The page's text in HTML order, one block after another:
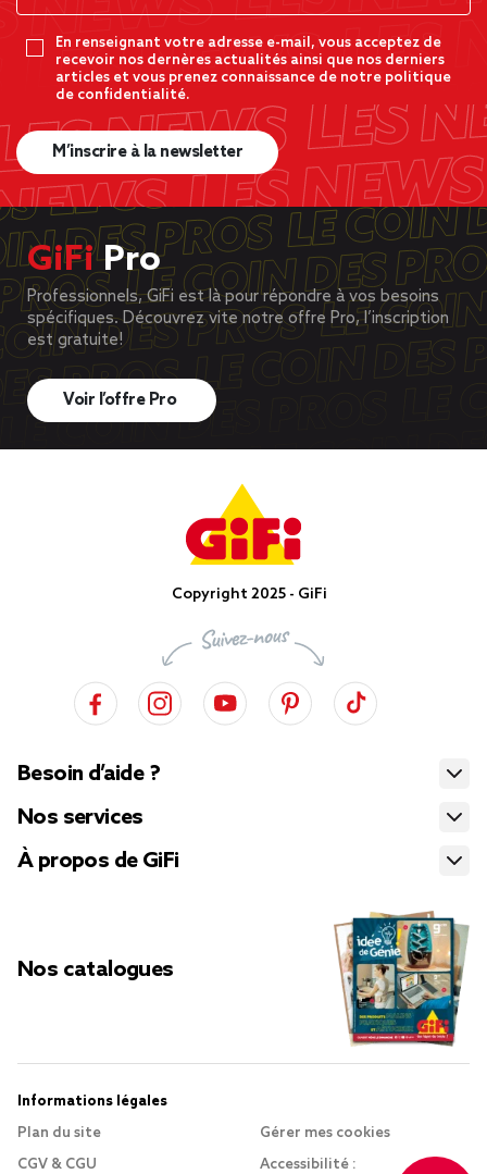
En renseignant votre adresse e-mail, vous acceptez de
recevoir nos dernères actualités ainsi que nos derniers
articles et vous prenez connaissance de notre politique
de confidentialité.
M’inscrire à la newsletter
GiFiPro
Professionnels, GiFi est là pour répondre à vos besoins
spécifiques. Découvrez vite notre offre Pro, l’inscription
est gratuite!
Voir l’offre Pro
Copyright 2025 - GiFi
Besoin d’aide ?
Nos services
À propos de GiFi
Nos catalogues
Informations légales
Plan du site
CGV & CGU
Gérer mes cookies
Accessibilité :